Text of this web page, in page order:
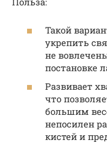
Такой
укрепить
не
постановке
Развивает
что
большим
непосилен
кистей и